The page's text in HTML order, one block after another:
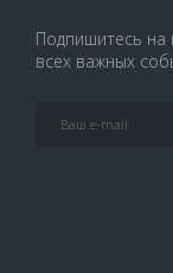
Подпишитесь на
всех важных